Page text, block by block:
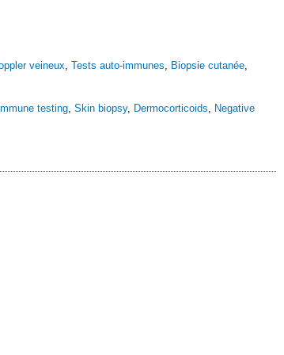
veineux, Tests auto-immunes, Biopsie cutanée,
testing, Skin biopsy, Dermocorticoids, Negative